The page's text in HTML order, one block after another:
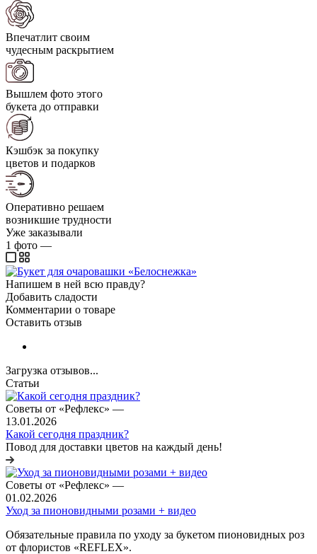
Впечатлит своим
чудесным раскрытием
Вышлем фото этого
букета до отправки
Кэшбэк за покупку
цветов и подарков
Оперативно решаем
возникшие трудности
Уже заказывали
1 фото —
Напишем в ней всю правду?
Добавить сладости
Комментарии о товаре
Оставить отзыв
Загрузка отзывов...
Статьи
Советы от «Рефлекс» —
13.01.2026
Какой сегодня праздник?
Повод для доставки цветов на каждый день!
Советы от «Рефлекс» —
01.02.2026
Уход за пионовидными розами + видео
Обязательные правила по уходу за букетом пионовидных роз
от флористов «REFLEX».